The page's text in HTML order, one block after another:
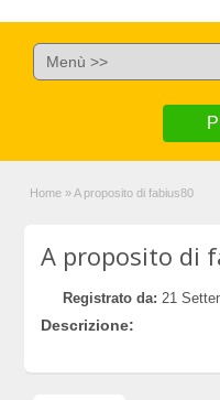
Home » A proposito di fabius80
A proposito di
Registrato da: 21
Descrizione: